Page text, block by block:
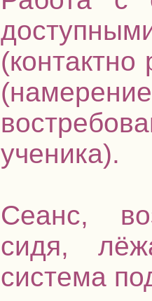
ученика).
Сеанс,
сидя,
система